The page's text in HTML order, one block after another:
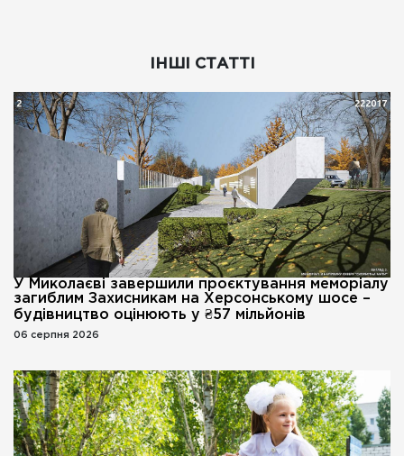
ІНШІ СТАТТІ
У Миколаєві завершили проєктування меморіалу
загиблим Захисникам на Херсонському шосе –
будівництво оцінюють у ₴57 мільйонів
06 серпня 2026